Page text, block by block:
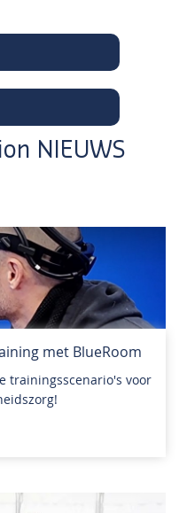
NIEUWS
met BlueRoom
trainingsscenario's voor